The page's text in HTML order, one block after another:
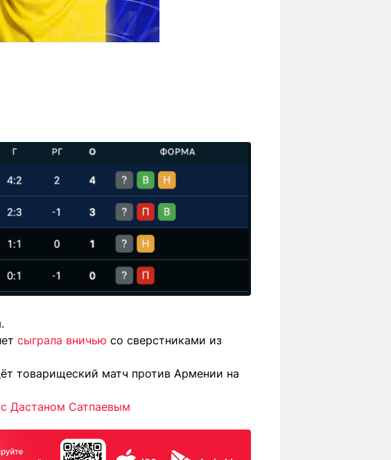
сыграла вничью со сверстниками из
товарищеский матч против Армении на
Дастаном Сатпаевым